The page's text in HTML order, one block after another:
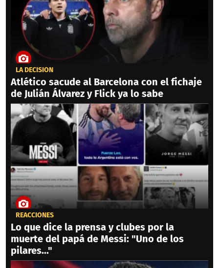
LA DECISIÓN
Atlético sacude al Barcelona con el fichaje
de Julián Álvarez y Flick ya lo sabe
REACCIONES
Lo que dice la prensa y clubes por la
muerte del papá de Messi: "Uno de los
pilares..."